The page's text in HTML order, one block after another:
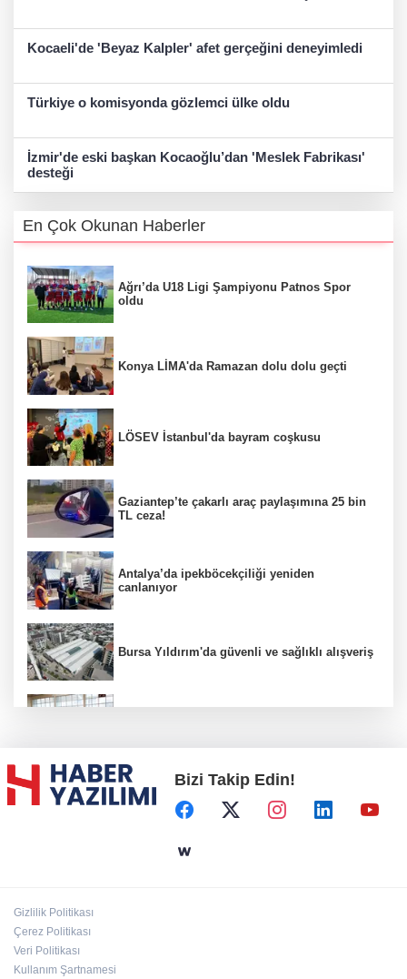
Kocaeli'de 'Beyaz Kalpler' afet gerçeğini deneyimledi
Türkiye o komisyonda gözlemci ülke oldu
İzmir'de eski başkan Kocaoğlu’dan 'Meslek Fabrikası'
desteği
En Çok Okunan Haberler
Ağrı’da U18 Ligi Şampiyonu Patnos Spor
oldu
Konya LİMA'da Ramazan dolu dolu geçti
LÖSEV İstanbul'da bayram coşkusu
Gaziantep’te çakarlı araç paylaşımına 25 bin
TL ceza!
Antalya’da ipekböcekçiliği yeniden
canlanıyor
Bursa Yıldırım'da güvenli ve sağlıklı alışveriş
Başkent'in göletlerinde temizlik ve bakım
sürüyor
Bizi Takip Edin!
Gizlilik Politikası
Çerez Politikası
Veri Politikası
Kullanım Şartnamesi